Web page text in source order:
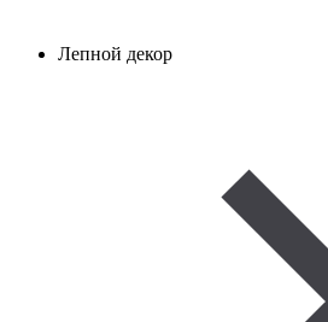
Лепной декор